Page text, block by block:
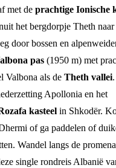
met de prachtige Ionische
het bergdorpje Theth naar
door bossen en
pas (1950 m) met
Valbona als de Theth vallei
Apollonia en het
kasteel in Shkodër.
of ga paddelen of
Wandel langs de
single rondreis Albanië